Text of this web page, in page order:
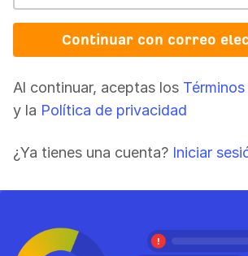
Continuar con correo
Al continuar, aceptas los
y la Política de privacidad
¿Ya tienes una cuenta? Iniciar